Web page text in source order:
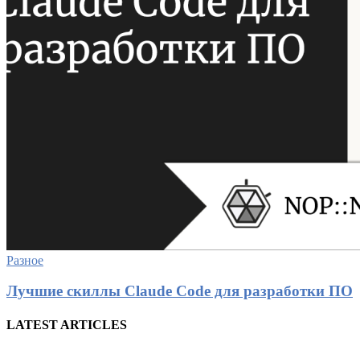
Разное
Лучшие скиллы Claude Code для разработки ПО
LATEST ARTICLES